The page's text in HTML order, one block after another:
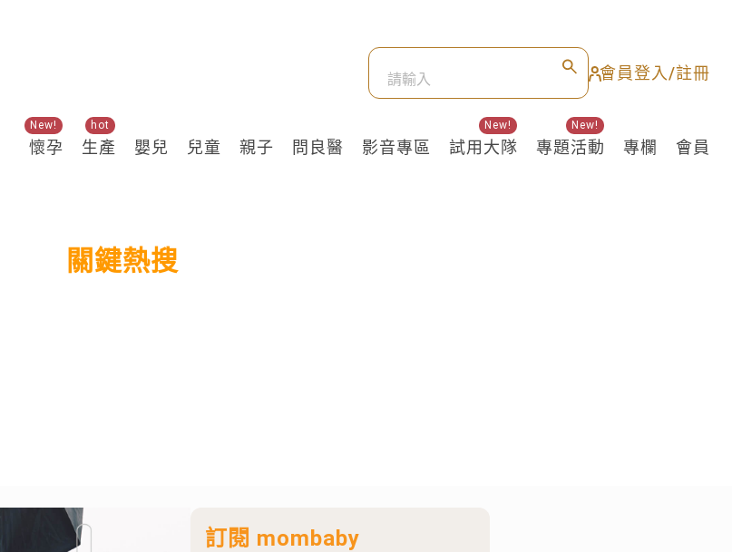
會員登入/註冊
懷孕
New!
生產
hot
嬰兒 兒童 親子 問良醫 影音專區 試用大隊
New!
專題活動
New!
專欄 會員
關鍵熱搜
訂閱 mombaby